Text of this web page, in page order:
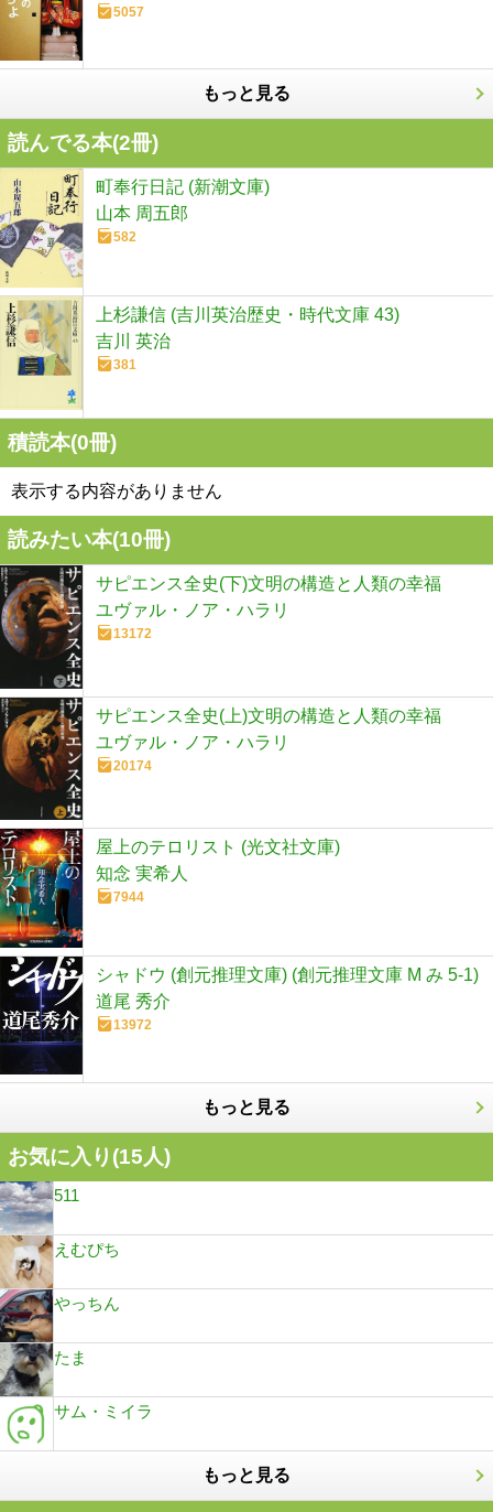
5057
もっと見る
読んでる本(2冊)
町奉行日記 (新潮文庫)
山本 周五郎
582
上杉謙信 (吉川英治歴史・時代文庫 43)
吉川 英治
381
積読本(0冊)
表示する内容がありません
読みたい本(10冊)
サピエンス全史(下)文明の構造と人類の幸福
ユヴァル・ノア・ハラリ
13172
サピエンス全史(上)文明の構造と人類の幸福
ユヴァル・ノア・ハラリ
20174
屋上のテロリスト (光文社文庫)
知念 実希人
7944
シャドウ (創元推理文庫) (創元推理文庫 M み 5-1)
道尾 秀介
13972
もっと見る
お気に入り(15人)
511
えむぴち
やっちん
たま
サム・ミイラ
もっと見る